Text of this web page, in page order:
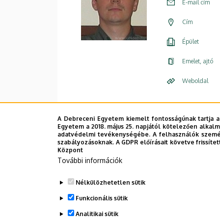
E-mail cím
Cím
Épület
Emelet, ajtó
Weboldal
A Debreceni Egyetem kiemelt fontosságúnak
Egyetem a 2018. május 25. napjától kötelezően
adatvédelmi tevékenységébe. A felhasználók
szabályozásoknak. A GDPR előírásait követve
Központ
További információk
Nélkülözhetetlen sütik
Funkcionális sütik
Analitikai sütik